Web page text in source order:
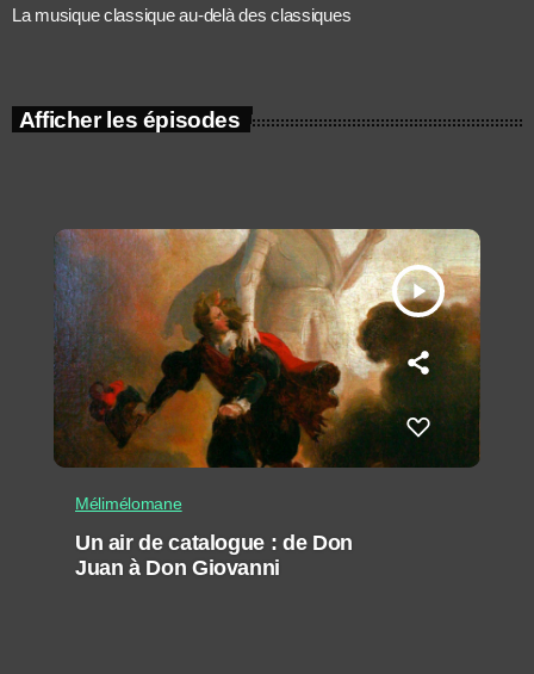
La musique classique au-delà des classiques
Afficher les épisodes
play_arrow
Mélimélomane
Un air de catalogue : de Don
Juan à Don Giovanni